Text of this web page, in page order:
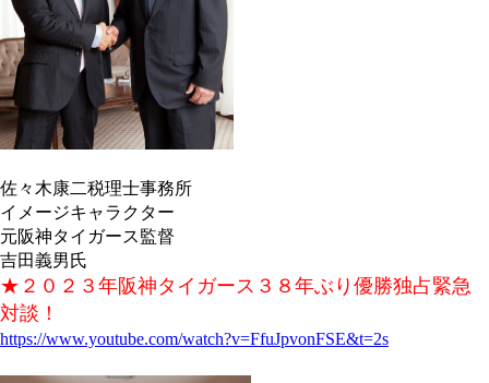
佐々木康二税理士事務所
イメージキャラクター
元阪神タイガース監督
吉田義男氏
★２０２３年阪神タイガース３８年ぶり優勝独占緊急
対談！
https://www.youtube.com/watch?v=FfuJpvonFSE&t=2s